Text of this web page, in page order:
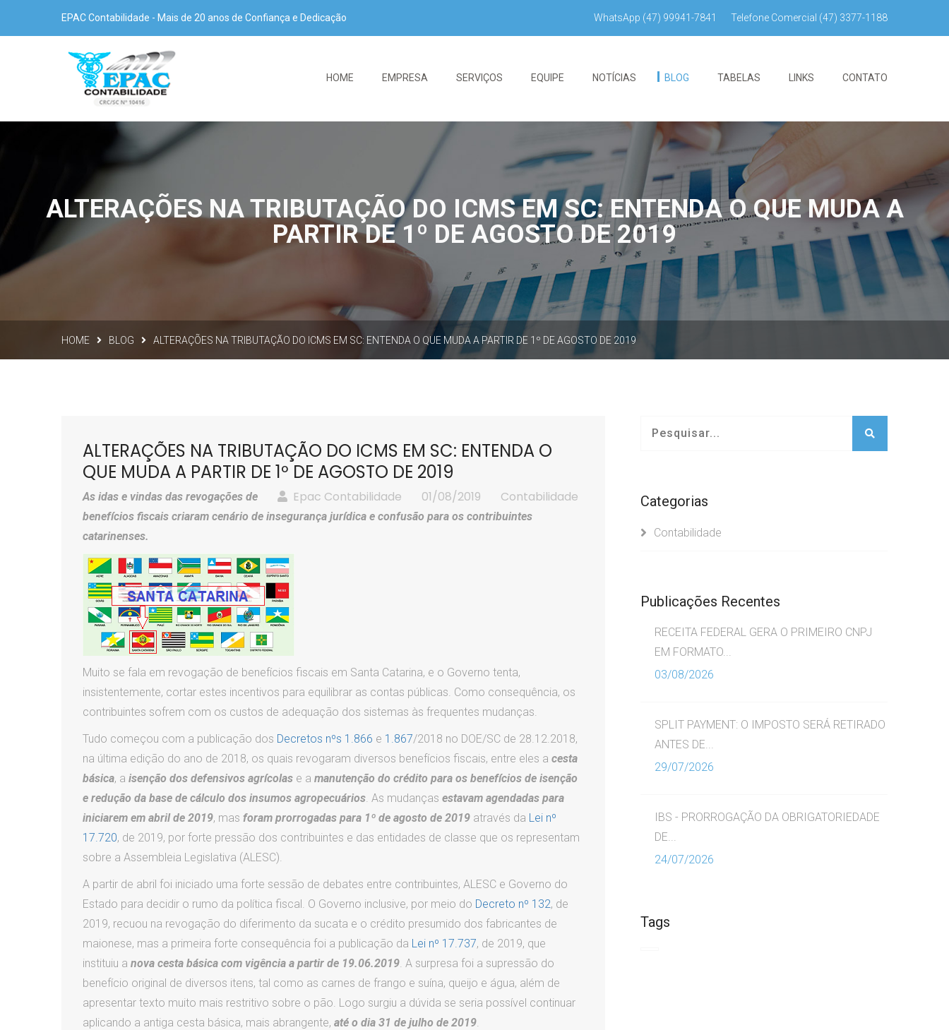
EPAC Contabilidade - Mais de 20 anos de Confiança e Dedicação WhatsApp (47) 99941-7841 Telefone Comercial (47) 3377-1188
HOME EMPRESA SERVIÇOS EQUIPE NOTÍCIAS BLOG TABELAS LINKS CONTATO
ALTERAÇÕES NA TRIBUTAÇÃO DO ICMS EM SC: ENTENDA O QUE MUDA A
PARTIR DE 1º DE AGOSTO DE 2019
HOME BLOG ALTERAÇÕES NA TRIBUTAÇÃO DO ICMS EM SC: ENTENDA O QUE MUDA A PARTIR DE 1º DE AGOSTO DE 2019
ALTERAÇÕES NA TRIBUTAÇÃO DO ICMS EM SC: ENTENDA O
QUE MUDA A PARTIR DE 1º DE AGOSTO DE 2019
Epac Contabilidade 01/08/2019 Contabilidade
As idas e vindas das revogações de
benefícios fiscais criaram cenário de insegurança jurídica e confusão para os contribuintes
catarinenses.
Muito se fala em revogação de benefícios fiscais em Santa Catarina, e o Governo tenta,
insistentemente, cortar estes incentivos para equilibrar as contas públicas. Como consequência, os
contribuintes sofrem com os custos de adequação dos sistemas às frequentes mudanças.
Tudo começou com a publicação dos Decretos nºs 1.866 e 1.867/2018 no DOE/SC de 28.12.2018,
na última edição do ano de 2018, os quais revogaram diversos benefícios fiscais, entre eles a cesta
básica, a isenção dos defensivos agrícolas e a manutenção do crédito para os benefícios de isenção
e redução da base de cálculo dos insumos agropecuários. As mudanças estavam agendadas para
iniciarem em abril de 2019, mas foram prorrogadas para 1º de agosto de 2019 através da Lei nº
17.720, de 2019, por forte pressão dos contribuintes e das entidades de classe que os representam
sobre a Assembleia Legislativa (ALESC).
A partir de abril foi iniciado uma forte sessão de debates entre contribuintes, ALESC e Governo do
Estado para decidir o rumo da política fiscal. O Governo inclusive, por meio do Decreto nº 132, de
2019, recuou na revogação do diferimento da sucata e o crédito presumido dos fabricantes de
maionese, mas a primeira forte consequência foi a publicação da Lei nº 17.737, de 2019, que
instituiu a nova cesta básica com vigência a partir de 19.06.2019. A surpresa foi a supressão do
benefício original de diversos itens, tal como as carnes de frango e suína, queijo e água, além de
apresentar texto muito mais restritivo sobre o pão. Logo surgiu a dúvida se seria possível continuar
aplicando a antiga cesta básica, mais abrangente, até o dia 31 de julho de 2019.
Categorias
Contabilidade
Publicações Recentes
RECEITA FEDERAL GERA O PRIMEIRO CNPJ
EM FORMATO...
03/08/2026
SPLIT PAYMENT: O IMPOSTO SERÁ RETIRADO
ANTES DE...
29/07/2026
IBS - PRORROGAÇÃO DA OBRIGATORIEDADE
DE...
24/07/2026
Tags